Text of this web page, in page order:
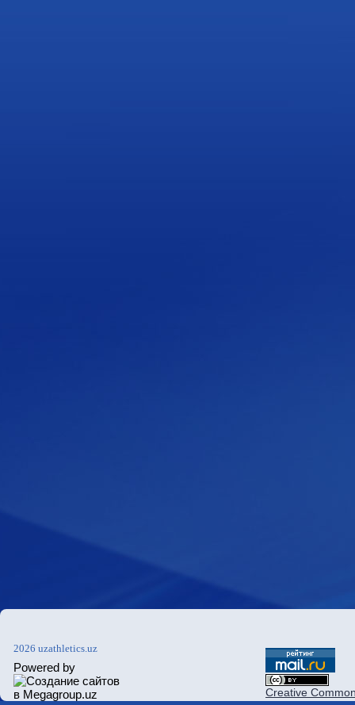
2026 uzathletics.uz
Powered by
Creative